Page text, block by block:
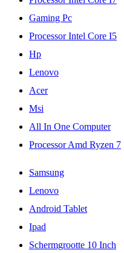
Gaming Pc
Processor Intel Core I5
Hp
Lenovo
Acer
Msi
All In One Computer
Processor Amd Ryzen 7
Samsung
Lenovo
Android Tablet
Ipad
Schermgrootte 10 Inch